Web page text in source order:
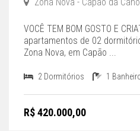
VOCÊ TEM BOM GOSTO E
apartamentos de 02
Zona Nova, em Capão ...
2 Dormitórios 1
R$ 420.000,00